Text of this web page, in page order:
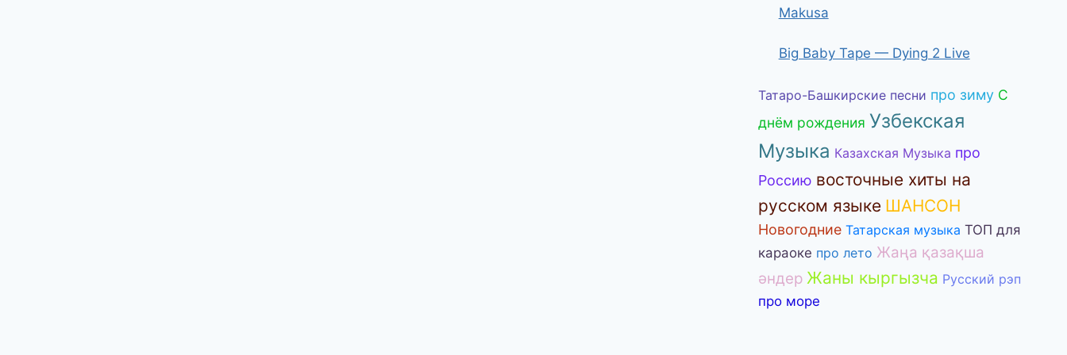
Makusa
Big Baby Tape — Dying 2 Live
Татаро-Башкирские песни про зиму С
днём рождения Узбекская
Музыка Казахская Музыка про
Россию восточные хиты на
русском языке ШАНСОН
Новогодние Татарская музыка ТОП для
караоке про лето Жаңа қазақша
әндер Жаны кыргызча Русский рэп
про море